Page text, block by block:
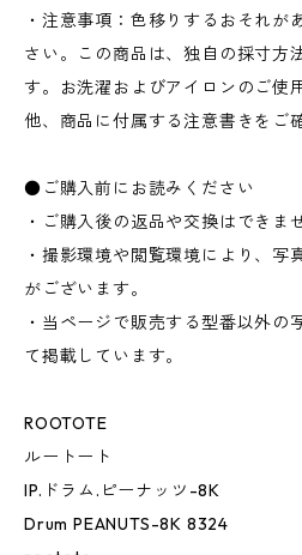
・注意事項：色移りするおそれが
さい。この商品は、独自の採寸方
す。お洗濯およびアイロンのご使
他、商品に付属する注意書きをご
●ご購入前にお読みください
・ご購入後の返品や交換はできま
・撮影環境や閲覧環境により、写
がございます。
・当ページで販売する型番以外の
て掲載しています。
ROOTOTE
ルートート
IP.ドラム.ピーナッツ-8K
Drum PEANUTS-8K 8324